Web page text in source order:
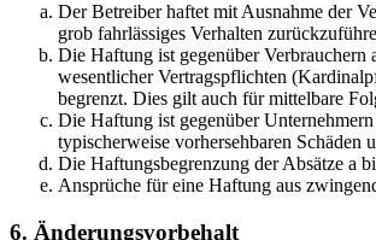
Der Betreiber haftet mit Ausnahme der
grob fahrlässiges Verhalten
Die Haftung ist gegenüber Verbrauchern
wesentlicher Vertragspflichten
begrenzt. Dies gilt auch für mittelbare
Die Haftung ist gegenüber
typischerweise vorhersehbaren Schäden
Die Haftungsbegrenzung der Absätze a
Ansprüche für eine Haftung aus
6. Änderungsvorbehalt